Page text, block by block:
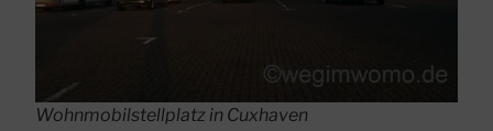
Wohnmobilstellplatz in Cuxhaven